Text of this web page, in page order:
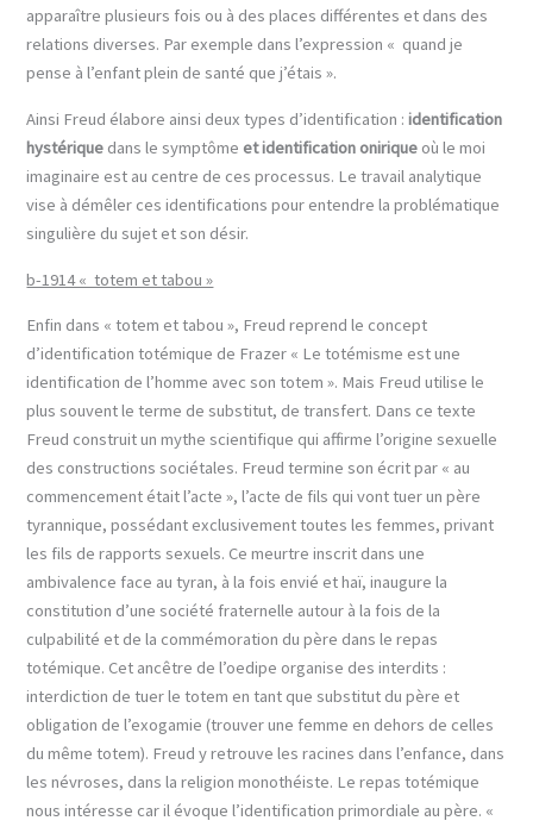
apparaître plusieurs fois ou à des places différentes et dans des
relations diverses. Par exemple dans l’expression « quand je
pense à l’enfant plein de santé que j’étais ».
Ainsi Freud élabore ainsi deux types d’identification :identification
hystérique dans le symptôme et identification onirique où le moi
imaginaire est au centre de ces processus. Le travail analytique
vise à démêler ces identifications pour entendre la problématique
singulière du sujet et son désir.
b-1914 « totem et tabou »
Enfin dans « totem et tabou », Freud reprend le concept
d’identification totémique de Frazer « Le totémisme est une
identification de l’homme avec son totem ». Mais Freud utilise le
plus souvent le terme de substitut, de transfert. Dans ce texte
Freud construit un mythe scientifique qui affirme l’origine sexuelle
des constructions sociétales. Freud termine son écrit par « au
commencement était l’acte », l’acte de fils qui vont tuer un père
tyrannique, possédant exclusivement toutes les femmes, privant
les fils de rapports sexuels. Ce meurtre inscrit dans une
ambivalence face au tyran, à la fois envié et haï, inaugure la
constitution d’une société fraternelle autour à la fois de la
culpabilité et de la commémoration du père dans le repas
totémique. Cet ancêtre de l’oedipe organise des interdits :
interdiction de tuer le totem en tant que substitut du père et
obligation de l’exogamie (trouver une femme en dehors de celles
du même totem). Freud y retrouve les racines dans l’enfance, dans
les névroses, dans la religion monothéiste. Le repas totémique
nous intéresse car il évoque l’identification primordiale au père. «